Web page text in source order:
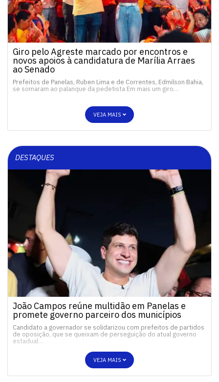
Giro pelo Agreste marcado por encontros e
novos apoios à candidatura de Marília Arraes
ao Senado
Prefeitos de Panelas, Ruben Lima e de Correntes, Edmilson Bahia,
se somaram ao palanque da pedetista Em mais um giro…
VEJA MAIS
DESTAQUES
João Campos reúne multidão em Panelas e
promete governo parceiro dos municípios
Candidato a governador se solidarizou com prefeitos de partidos
de oposição, que se queixam de perseguição do atual governo
estadual…
VEJA MAIS